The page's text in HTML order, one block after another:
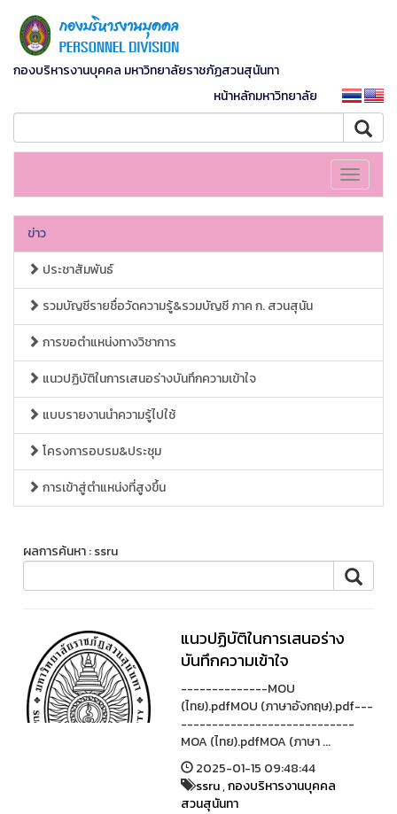
กองบริหารงานบุคคล มหาวิทยาลัยราชภัฏสวนสุนันทา
หน้าหลักมหาวิทยาลัย
Toggle
ข่าว
ประชาสัมพันธ์
รวมบัญชีรายชื่อวัดความรู้&รวมบัญชี ภาค ก. สวนสุนัน
การขอตำแหน่งทางวิชาการ
แนวปฏิบัติในการเสนอร่างบันทึกความเข้าใจ
แบบรายงานนำความรู้ไปใช้
โครงการอบรม&ประชุม
การเข้าสู่ตำแหน่งที่สูงขึ้น
ผลการค้นหา : ssru
แนวปฏิบัติในการเสนอร่าง
บันทึกความเข้าใจ
--------------MOU
(ไทย).pdfMOU (ภาษาอังกฤษ).pdf---
----------------------------
MOA (ไทย).pdfMOA (ภาษา ...
2025-01-15 09:48:44
ssru,กองบริหารงานบุคคล
สวนสุนันทา